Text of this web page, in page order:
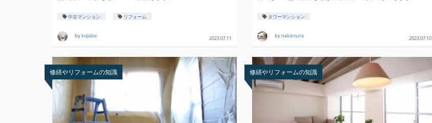
中古マンション リフォーム
bykojiabe 2023.07.11
タワーマンション
bynakamura 2023.07.10
修繕やリフォームの知識 修繕やリフォームの知識